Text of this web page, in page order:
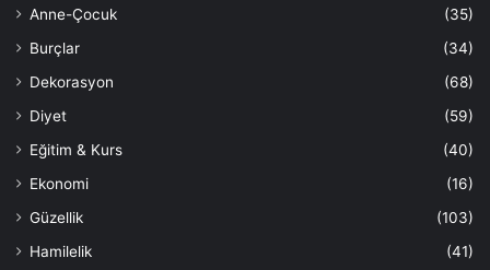
Anne-Çocuk
(35)
Burçlar
(34)
Dekorasyon
(68)
Diyet
(59)
Eğitim & Kurs
(40)
Ekonomi
(16)
Güzellik
(103)
Hamilelik
(41)